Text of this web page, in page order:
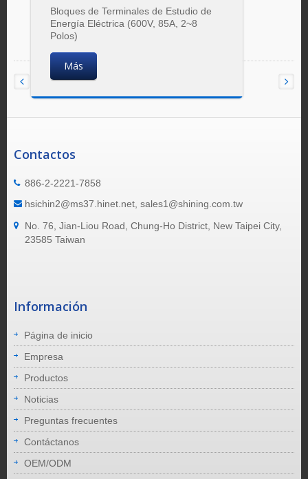
Bloques de Terminales de Estudio de
Energía Eléctrica (600V, 85A, 2~8
Polos)
Más
Contactos
886-2-2221-7858
hsichin2@ms37.hinet.net, sales1@shining.com.tw
No. 76, Jian-Liou Road, Chung-Ho District, New Taipei City,
23585 Taiwan
Información
Página de inicio
Empresa
Productos
Noticias
Preguntas frecuentes
Contáctanos
OEM/ODM